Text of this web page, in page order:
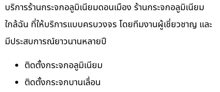
บริการร้านกระจกอลูมิเนียมดอนเมือง ร้านกระจกอลูมิเนียม
ใกล้ฉัน ที่ให้บริการแบบครบวงจร โดยทีมงานผู้เชี่ยวชาญ และ
มีประสบการณ์ยาวนานหลายปี
ติดตั้งกระจกอลูมิเนียม
ติดตั้งกระจกบานเลื่อน